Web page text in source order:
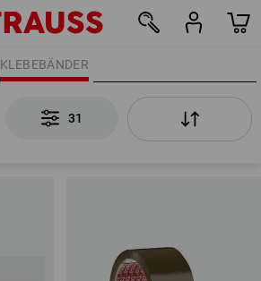
KLEBEBÄNDER
31